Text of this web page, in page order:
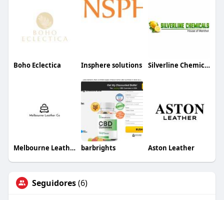
Boho Eclectica Insphere solutions Silverline Chemical
Melbourne Leather Co barbrights Aston Leather
Seguidores(6)